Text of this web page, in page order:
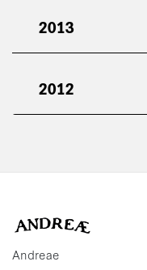
2013
2012
Andreae